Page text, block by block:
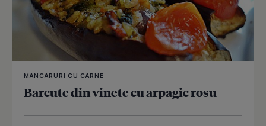
MANCARURI CU CARNE
Barcute din vinete cu arpagic rosu